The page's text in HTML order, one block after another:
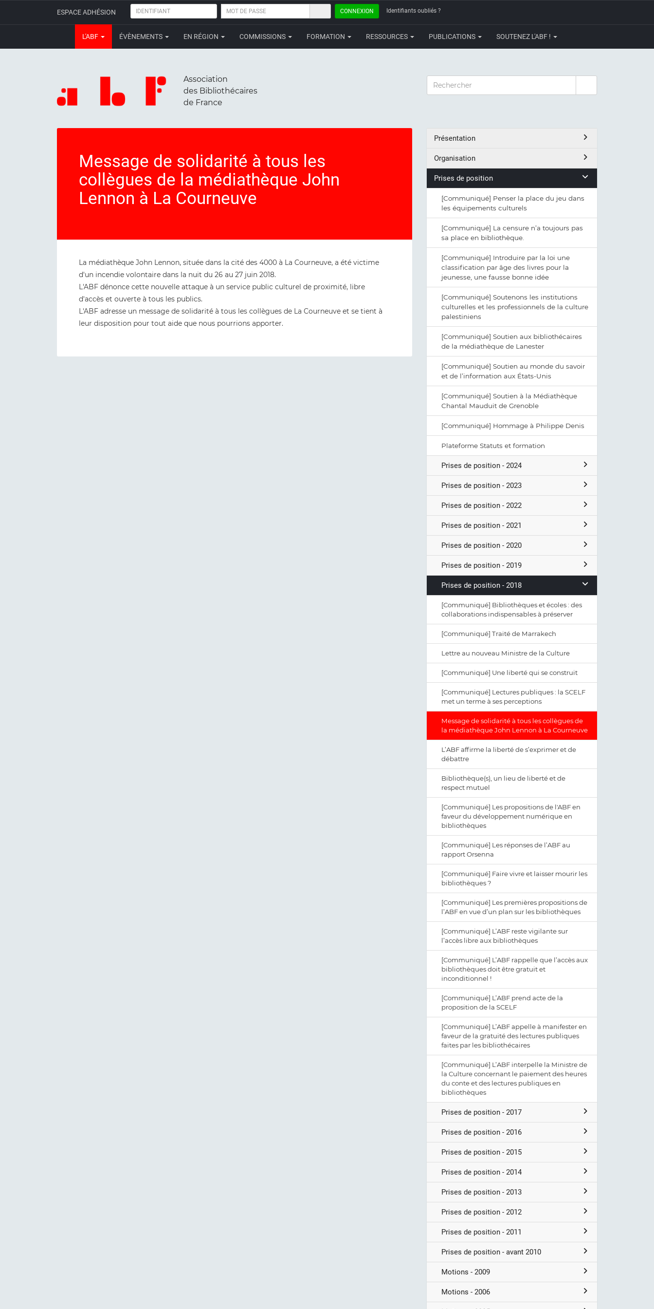
ESPACE ADHÉSION IDENTIFIANT
MOT
PASSE
CONNEXION Identifiants oubliés ?
L'ABF ÉVÈNEMENTS EN RÉGION COMMISSIONS FORMATION RESSOURCES PUBLICATIONS SOUTENEZ L'ABF !
Association
des Bibliothécaires
de France
RECHERCHER
Message de solidarité à tous les
collègues de la médiathèque John
Lennon à La Courneuve
La médiathèque John Lennon, située dans la cité des 4000 à La Courneuve, a été victime
d'un incendie volontaire dans la nuit du 26 au 27 juin 2018.
L'ABF dénonce cette nouvelle attaque à un service public culturel de proximité, libre
d'accès et ouverte à tous les publics.
L'ABF adresse un message de solidarité à tous les collègues de La Courneuve et se tient à
leur disposition pour tout aide que nous pourrions apporter.
Présentation
Organisation
Prises de position
[Communiqué] Penser la place du jeu dans
les équipements culturels
[Communiqué] La censure n’a toujours pas
sa place en bibliothèque.
[Communiqué] Introduire par la loi une
classification par âge des livres pour la
jeunesse, une fausse bonne idée
[Communiqué] Soutenons les institutions
culturelles et les professionnels de la culture
palestiniens
[Communiqué] Soutien aux bibliothécaires
de la médiathèque de Lanester
[Communiqué] Soutien au monde du savoir
et de l’information aux États-Unis
[Communiqué] Soutien à la Médiathèque
Chantal Mauduit de Grenoble
[Communiqué] Hommage à Philippe Denis
Plateforme Statuts et formation
Prises de position - 2024
Prises de position - 2023
Prises de position - 2022
Prises de position - 2021
Prises de position - 2020
Prises de position - 2019
Prises de position - 2018
[Communiqué] Bibliothèques et écoles : des
collaborations indispensables à préserver
[Communiqué] Traité de Marrakech
Lettre au nouveau Ministre de la Culture
[Communiqué] Une liberté qui se construit
[Communiqué] Lectures publiques : la SCELF
met un terme à ses perceptions
Message de solidarité à tous les collègues de
la médiathèque John Lennon à La Courneuve
L’ABF affirme la liberté de s’exprimer et de
débattre
Bibliothèque(s), un lieu de liberté et de
respect mutuel
[Communiqué] Les propositions de l'ABF en
faveur du développement numérique en
bibliothèques
[Communiqué] Les réponses de l’ABF au
rapport Orsenna
[Communiqué] Faire vivre et laisser mourir les
bibliothèques ?
[Communiqué] Les premières propositions de
l’ABF en vue d’un plan sur les bibliothèques
[Communiqué] L’ABF reste vigilante sur
l’accès libre aux bibliothèques
[Communiqué] L’ABF rappelle que l’accès aux
bibliothèques doit être gratuit et
inconditionnel !
[Communiqué] L’ABF prend acte de la
proposition de la SCELF
[Communiqué] L’ABF appelle à manifester en
faveur de la gratuité des lectures publiques
faites par les bibliothécaires
[Communiqué] L’ABF interpelle la Ministre de
la Culture concernant le paiement des heures
du conte et des lectures publiques en
bibliothèques
Prises de position - 2017
Prises de position - 2016
Prises de position - 2015
Prises de position - 2014
Prises de position - 2013
Prises de position - 2012
Prises de position - 2011
Prises de position - avant 2010
Motions - 2009
Motions - 2006